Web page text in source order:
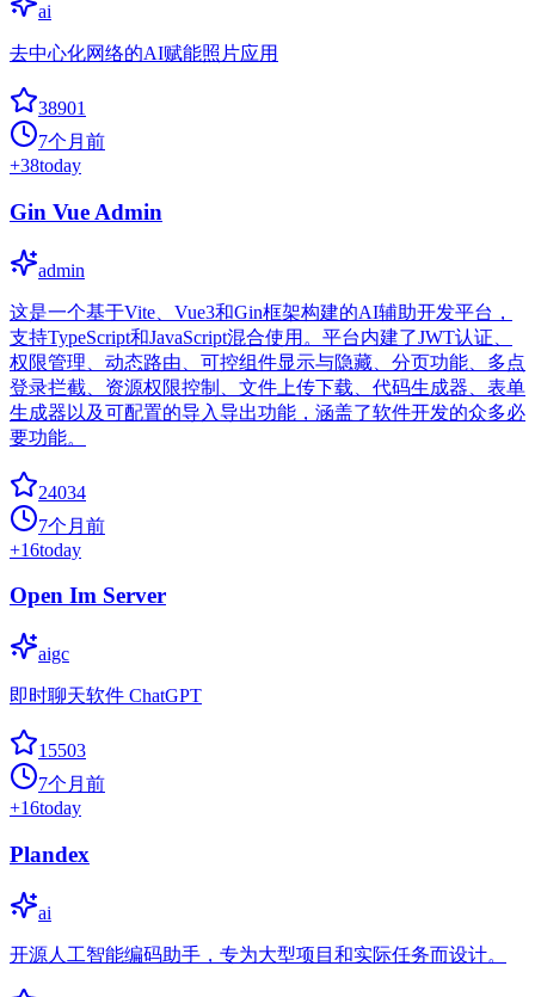
ai
去中心化网络的AI赋能照片应用
38901
7个月前
+38today
Gin Vue Admin
admin
这是一个基于Vite、Vue3和Gin框架构建的AI辅助开发平台，
支持TypeScript和JavaScript混合使用。平台内建了JWT认证、
权限管理、动态路由、可控组件显示与隐藏、分页功能、多点
登录拦截、资源权限控制、文件上传下载、代码生成器、表单
生成器以及可配置的导入导出功能，涵盖了软件开发的众多必
要功能。
24034
7个月前
+16today
Open Im Server
aigc
即时聊天软件 ChatGPT
15503
7个月前
+16today
Plandex
ai
开源人工智能编码助手，专为大型项目和实际任务而设计。